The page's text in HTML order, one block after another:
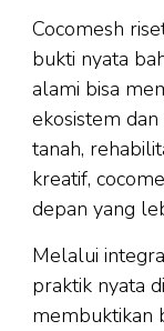
Cocomesh
bukti nyata
alami bisa
ekosistem
tanah,
kreatif,
depan yang
Melalui
praktik nyata
membuktikan